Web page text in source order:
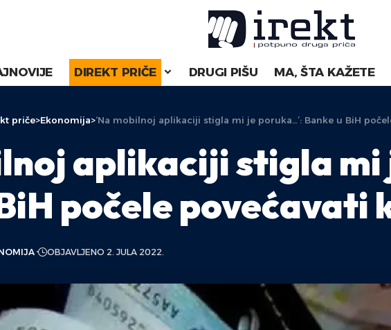
DIREKT PRIČE DRUGI PIŠU MA, ŠTA KAŽETE
priče>Ekonomija>‘Na mobilnoj aplikaciji stigla mi je poruka…’: Banke u BiH
aplikaciji stigla
počele
OBJAVLJENO 2. JULA 2022.